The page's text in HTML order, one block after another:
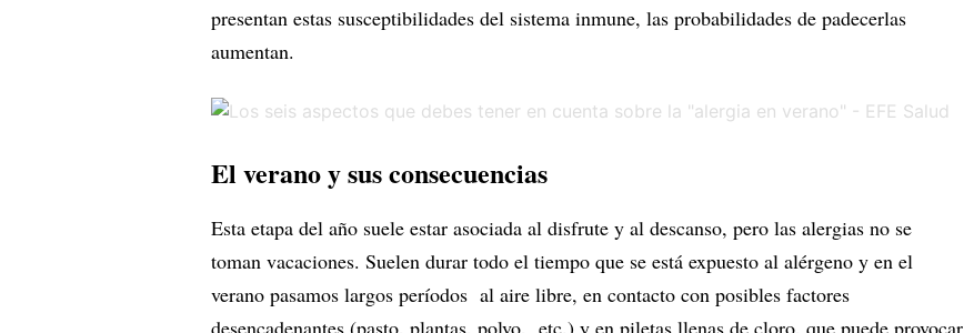
presentan estas susceptibilidades del sistema inmune, las probabilidades de padecerlas
aumentan.
El verano y sus consecuencias
Esta etapa del año suele estar asociada al disfrute y al descanso, pero las alergias no se
toman vacaciones. Suelen durar todo el tiempo que se está expuesto al alérgeno y en el
verano pasamos largos períodos al aire libre, en contacto con posibles factores